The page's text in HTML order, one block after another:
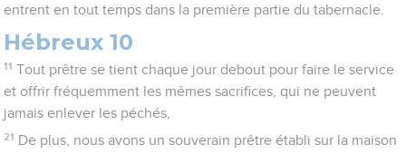
entrent en tout temps dans la première partie du tabernacle.
Hébreux 10
11 Tout prêtre se tient chaque jour debout pour faire le service
et offrir fréquemment les mêmes sacrifices, qui ne peuvent
jamais enlever les péchés,
21 De plus, nous avons un souverain prêtre établi sur la maison